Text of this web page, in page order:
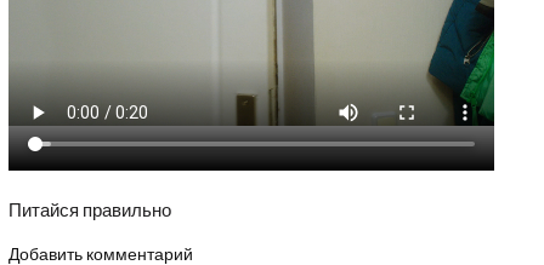
Питайся правильно
Добавить комментарий